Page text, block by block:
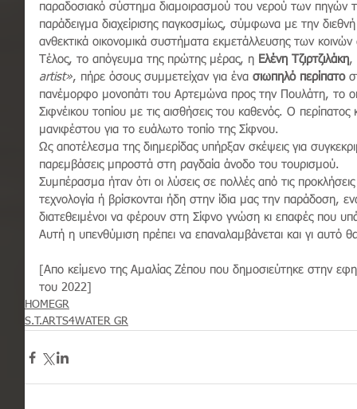
παραδοσιακό σύστημα διαμοιρασμού του νερού των πηγών
παράδειγμα διαχείρισης παγκοσμίως, σύμφωνα με την
ανθεκτικά οικονομικά συστήματα εκμετάλλευσης των
Τέλος, το απόγευμα της πρώτης μέρας, η Ελένη Τζιρτζιλάκη,
artist», πήρε όσους συμμετείχαν για ένα σιωπηλό περίπατο
πανέμορφο μονοπάτι του Αρτεμώνα προς την Πουλάτη, το
Σιφνέικου τοπίου με τις αισθήσεις του καθενός. Ο
μανιφέστου για το ευάλωτο τοπίο της Σίφνου.
Ως αποτέλεσμα της διημερίδας υπήρξαν σκέψεις για
παρεμβάσεις μπροστά στη ραγδαία άνοδο του τουρισμού.
Συμπέρασμα ήταν ότι οι λύσεις σε πολλές από τις
τεχνολογία ή βρίσκονται ήδη στην ίδια μας την παράδοση,
διατεθειμένοι να φέρουν στη Σίφνο γνώση κι επαφές που
Αυτή η υπενθύμιση πρέπει να επαναλαμβάνεται και γι αυτό
[Απο κείμενο της Αμαλίας Ζέπου που δημοσιεύτηκε στην
του 2022]
HOMEGR
S.T.ARTS4WATER GR